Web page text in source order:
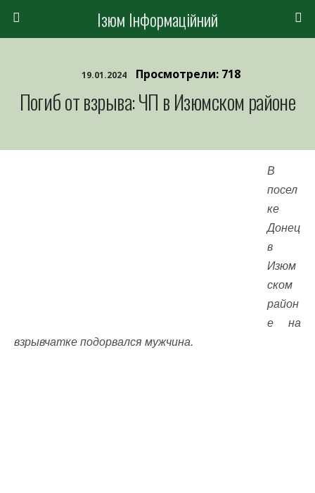
Ізюм Інформаційний
19.01.2024 Просмотрели: 718
Погиб от взрыва: ЧП в Изюмском районе
В
посел
ке
Донец
в
Изюм
ском
район
е на
взрывчатке подорвался мужчина.